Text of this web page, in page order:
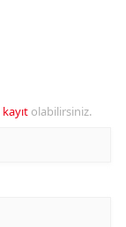
kayıt olabilirsiniz.